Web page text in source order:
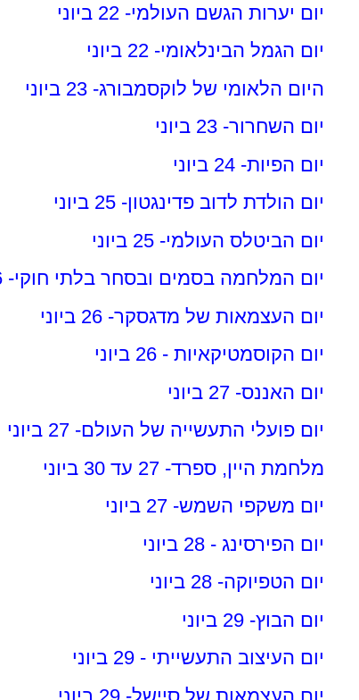
יום יערות הגשם העולמי- 22 ביוני
יום הגמל הבינלאומי- 22 ביוני
היום הלאומי של לוקסמבורג- 23 ביוני
יום השחרור- 23 ביוני
יום הפיות- 24 ביוני
יום הולדת לדוב פדינגטון- 25 ביוני
יום הביטלס העולמי- 25 ביוני
יום המלחמה בסמים ובסחר בלתי חוקי- 26 ביוני
יום העצמאות של מדגסקר- 26 ביוני
יום הקוסמטיקאיות - 26 ביוני
יום האננס- 27 ביוני
יום פועלי התעשייה של העולם- 27 ביוני
מלחמת היין, ספרד- 27 עד 30 ביוני
יום משקפי השמש- 27 ביוני
יום הפירסינג - 28 ביוני
יום הטפיוקה- 28 ביוני
יום הבוץ- 29 ביוני
יום העיצוב התעשייתי - 29 ביוני
יום העצמאות של סיישל- 29 ביוני